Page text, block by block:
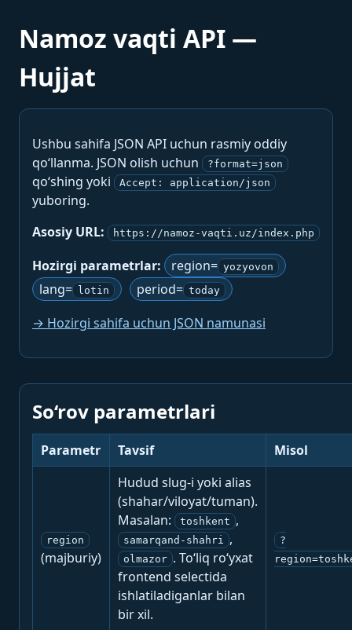
Namoz vaqti API —
Hujjat
Ushbu sahifa JSON API uchun rasmiy oddiy
qo‘llanma. JSON olish uchun
?format=json
qo‘shing yoki Accept: application/json
yuboring.
Asosiy URL:
https://namoz-vaqti.uz/index.php
Hozirgi parametrlar: region= yozyovon
lang= lotin period= today
→ Hozirgi sahifa uchun JSON namunasi
So‘rov parametrlari
Parametr Tavsif Misol
region
(majburiy)
Hudud slug-i yoki alias
(shahar/viloyat/tuman).
Masalan:
toshkent ,
samarqand-shahri ,
olmazor . To‘liq ro‘yxat
frontend selectida
ishlatiladiganlar bilan
bir xil.
?